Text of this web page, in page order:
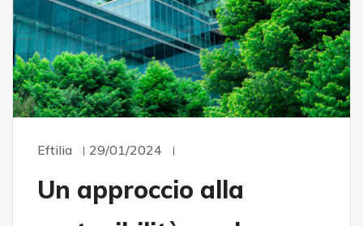
Eftilia 29/01/2024
Un approccio alla